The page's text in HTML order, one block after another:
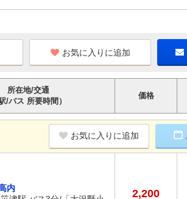
お気に入りに追加
所在地/交通
駅/バス 所要時間）
価格
お気に入りに追加
内
2,200